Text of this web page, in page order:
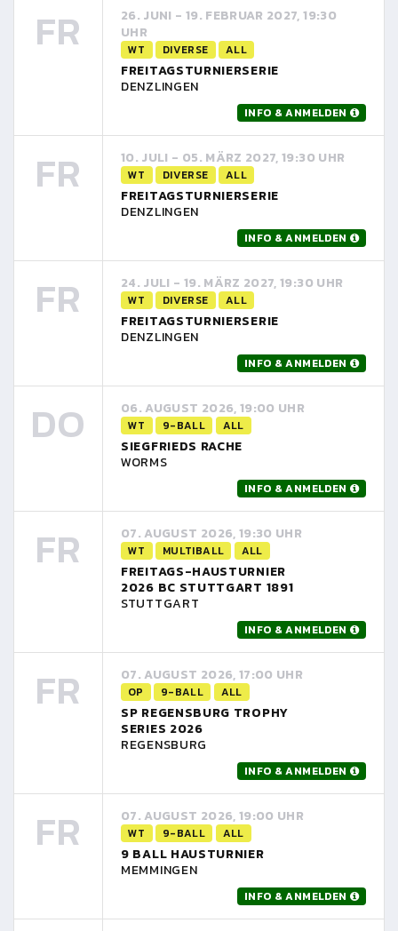
FR
26. JUNI - 19. FEBRUAR 2027, 19:30
UHR
WT DIVERSE ALL
FREITAGSTURNIERSERIE
DENZLINGEN
INFO & ANMELDEN
FR 10. JULI - 05. MÄRZ 2027, 19:30 UHR
WT DIVERSE ALL
FREITAGSTURNIERSERIE
DENZLINGEN
INFO & ANMELDEN
FR 24. JULI - 19. MÄRZ 2027, 19:30 UHR
WT DIVERSE ALL
FREITAGSTURNIERSERIE
DENZLINGEN
INFO & ANMELDEN
DO 06. AUGUST 2026, 19:00 UHR
WT 9-BALL ALL
SIEGFRIEDS RACHE
WORMS
INFO & ANMELDEN
FR 07. AUGUST 2026, 19:30 UHR
WT MULTIBALL ALL
FREITAGS-HAUSTURNIER
2026 BC STUTTGART 1891
STUTTGART
INFO & ANMELDEN
FR 07. AUGUST 2026, 17:00 UHR
OP 9-BALL ALL
SP REGENSBURG TROPHY
SERIES 2026
REGENSBURG
INFO & ANMELDEN
FR 07. AUGUST 2026, 19:00 UHR
WT 9-BALL ALL
9 BALL HAUSTURNIER
MEMMINGEN
INFO & ANMELDEN